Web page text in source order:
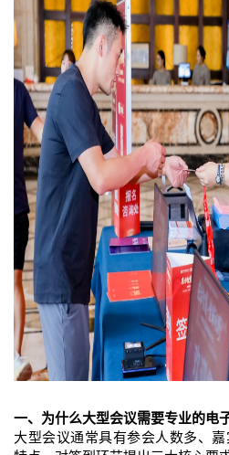
一、为什么大型会议需要专业的电
大型会议通常具有参会人数多、